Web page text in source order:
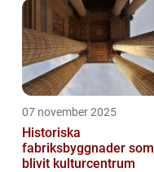
07 november 2025
Historiska
fabriksbyggnader som
blivit kulturcentrum